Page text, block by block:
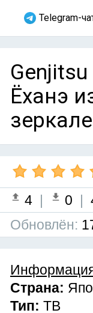
Telegram-
Ёханэ
4 | 0 |
Обновлён:
Страна:
Тип: ТВ